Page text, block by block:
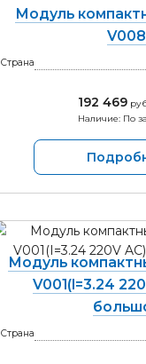
Модуль
V008
Страна
192 469
Наличие: По
Модуль
V001(I=3.24
Страна